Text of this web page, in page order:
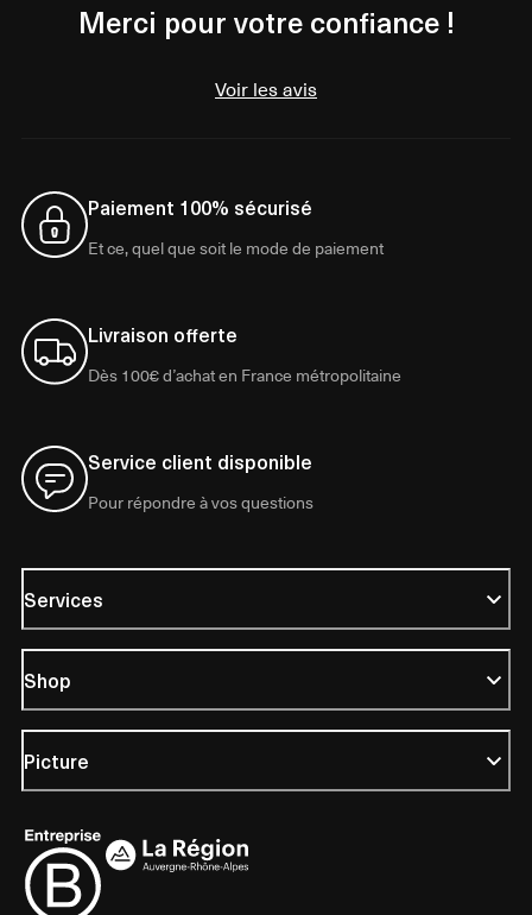
Merci pour votre confiance !
Voir les avis
Paiement 100% sécurisé
Et ce, quel que soit le mode de paiement
Livraison offerte
Dès 100€ d’achat en France métropolitaine
Service client disponible
Pour répondre à vos questions
Services
Shop
Picture